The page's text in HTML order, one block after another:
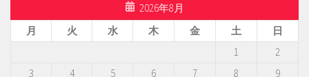
2026年8月
月
火 水 木 金 土
日
1
2
3
4 5 6 7 8
9